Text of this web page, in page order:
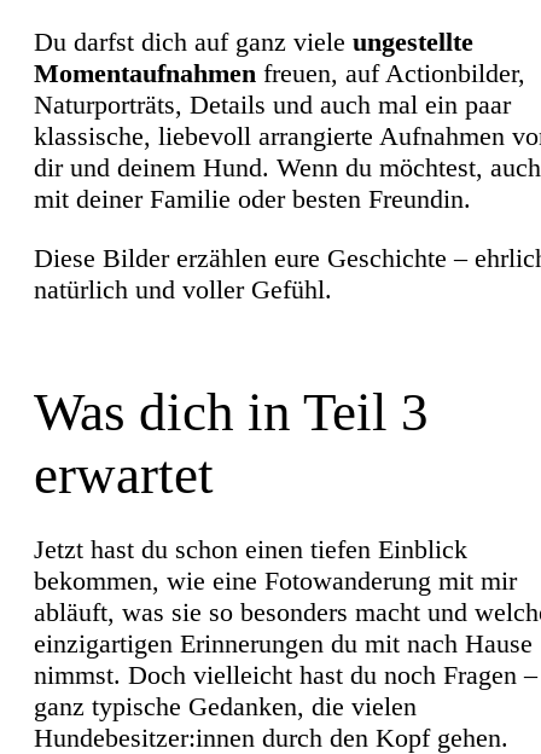
Du darfst dich auf ganz viele ungestellte
Momentaufnahmen freuen, auf Actionbilder,
Naturporträts, Details und auch mal ein paar
klassische, liebevoll arrangierte Aufnahmen
dir und deinem Hund. Wenn du möchtest, auch
mit deiner Familie oder besten Freundin.
Diese Bilder erzählen eure Geschichte –
natürlich und voller Gefühl.
Was dich in Teil 3
erwartet
Jetzt hast du schon einen tiefen Einblick
bekommen, wie eine Fotowanderung mit mir
abläuft, was sie so besonders macht und
einzigartigen Erinnerungen du mit nach Hause
nimmst. Doch vielleicht hast du noch Fragen –
ganz typische Gedanken, die vielen
Hundebesitzer:innen durch den Kopf gehen.